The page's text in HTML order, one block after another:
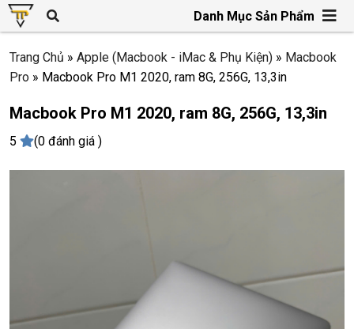
Danh Mục Sản Phẩm
Trang Chủ » Apple (Macbook - iMac & Phụ Kiện) » Macbook
Pro » Macbook Pro M1 2020, ram 8G, 256G, 13,3in
Macbook Pro M1 2020, ram 8G, 256G, 13,3in
5 (0 đánh giá )